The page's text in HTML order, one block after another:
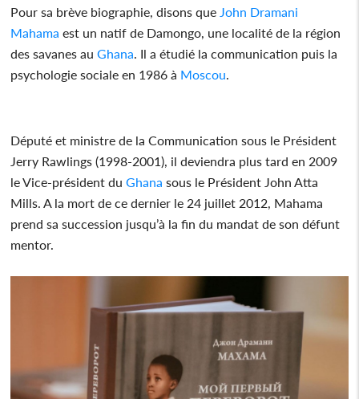
Pour sa brève biographie, disons que John Dramani
Mahama est un natif de Damongo, une localité de la région
des savanes auGhana . Il a étudié la communication puis la
psychologie sociale en 1986 à Moscou
Député et ministre de la Communication sous le Président
Jerry Rawlings (1998-2001), il deviendra plus tard en 2009
le Vice-président duGhana sous le Président John Atta
Mills. A la mort de ce dernier le 24 juillet 2012, Mahama
prend sa succession jusqu’à la fin du mandat de son défunt
mentor.